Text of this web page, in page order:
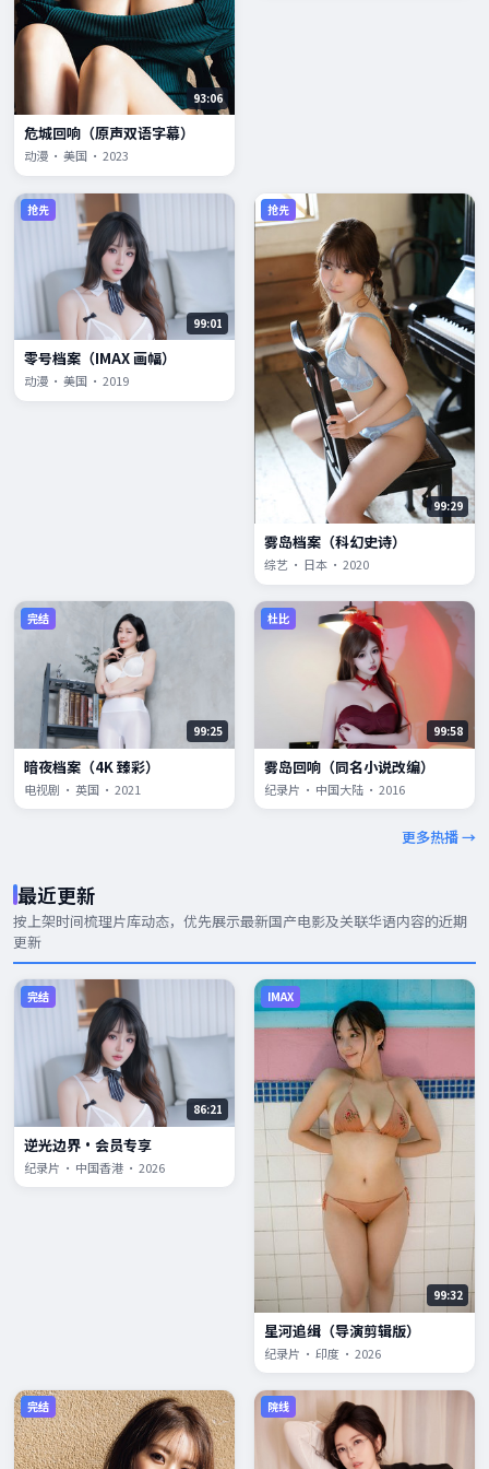
93:06
危城回响（原声双语字幕）
动漫 · 美国 · 2023
抢先
99:01
零号档案（IMAX 画幅）
动漫 · 美国 · 2019
抢先
99:29
雾岛档案（科幻史诗）
综艺 · 日本 · 2020
完结
99:25
暗夜档案（4K 臻彩）
电视剧 · 英国 · 2021
杜比
99:58
雾岛回响（同名小说改编）
纪录片 · 中国大陆 · 2016
更多热播 →
最近更新
按上架时间梳理片库动态，优先展示最新国产电影及关联华语内容的近期
更新
完结
86:21
逆光边界·会员专享
纪录片 · 中国香港 · 2026
IMAX
99:32
星河追缉（导演剪辑版）
纪录片 · 印度 · 2026
完结 院线